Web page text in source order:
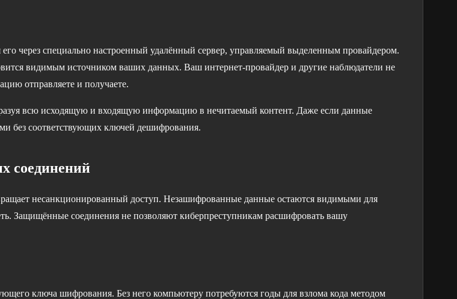
через специально настроенный удалённый сервер, управляемый выделенным провайдером.
видимым источником ваших данных. Ваш интернет-провайдер и другие наблюдатели не
отправляете и получаете.
всю исходящую и входящую информацию в нечитаемый контент. Даже если данные
без соответствующих ключей дешифрования.
соединений
несанкционированный доступ. Незашифрованные данные остаются видимыми для
Защищённые соединения не позволяют киберпреступникам расшифровать вашу
ключа шифрования. Без него компьютеру потребуются годы для взлома кода методом